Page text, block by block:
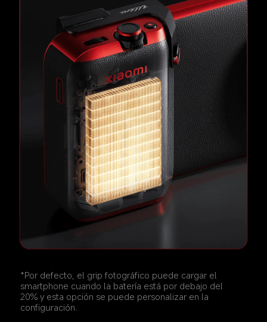
*Por defecto, el grip fotográfico puede cargar el
smartphone cuando la batería está por debajo del
20% y esta opción se puede personalizar en la
configuración.